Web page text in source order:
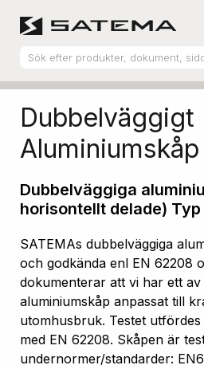
Produktsortiment
Dubbelväggigt
Aluminiumskåp
Dubbelväggiga
horisontellt delade) Typ
SATEMAs dubbelväggiga
och godkända enl EN 62208
dokumenterar att vi har ett
aluminiumskåp anpassat till
utomhusbruk. Testet
med EN 62208. Skåpen är
undernormer/standarder: